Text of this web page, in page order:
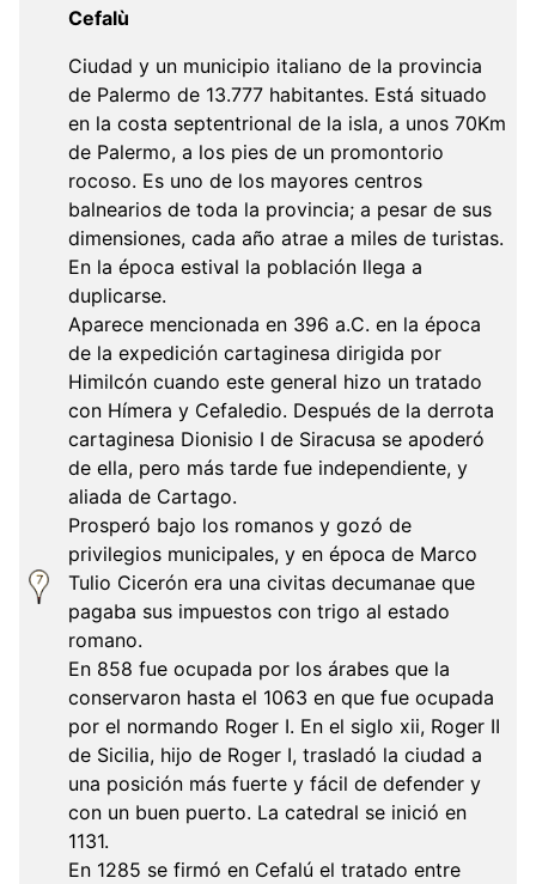
Cefalù
Ciudad y un municipio italiano de la provincia
de Palermo de 13.777 habitantes. Está situado
en la costa septentrional de la isla, a unos 70Km
de Palermo, a los pies de un promontorio
rocoso. Es uno de los mayores centros
balnearios de toda la provincia; a pesar de sus
dimensiones, cada año atrae a miles de turistas.
En la época estival la población llega a
duplicarse.
Aparece mencionada en 396 a.C. en la época
de la expedición cartaginesa dirigida por
Himilcón cuando este general hizo un tratado
con Hímera y Cefaledio. Después de la derrota
cartaginesa Dionisio I de Siracusa se apoderó
de ella, pero más tarde fue independiente, y
aliada de Cartago.
Prosperó bajo los romanos y gozó de
privilegios municipales, y en época de Marco
Tulio Cicerón era una civitas decumanae que
pagaba sus impuestos con trigo al estado
romano.
En 858 fue ocupada por los árabes que la
conservaron hasta el 1063 en que fue ocupada
por el normando Roger I. En el siglo xii, Roger II
de Sicilia, hijo de Roger I, trasladó la ciudad a
una posición más fuerte y fácil de defender y
con un buen puerto. La catedral se inició en
1131.
En 1285 se firmó en Cefalú el tratado entre